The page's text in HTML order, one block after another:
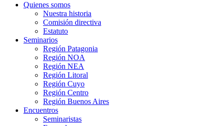
Quienes somos
Nuestra historia
Comisión directiva
Estatuto
Seminarios
Región Patagonia
Región NOA
Región NEA
Región Litoral
Región Cuyo
Región Centro
Región Buenos Aires
Encuentros
Seminaristas